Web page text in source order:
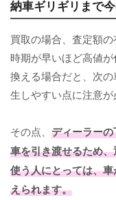
納車ギリギリまで
買取の場合、査定額
時期が早いほど高値
換える場合だと、次
生しやすい点に注意が
その点、 ディーラー
車を引き渡せるため
使う人にとっては、
えられます。